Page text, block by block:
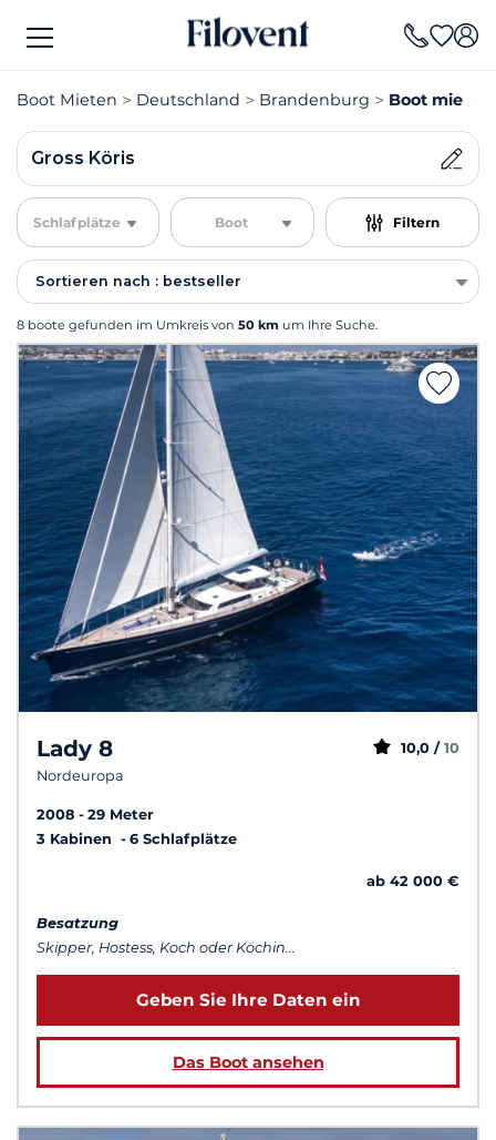
Boot Mieten Deutschland Brandenburg Boot mieten
Gross Köris
Schlafplätze Boot Filtern
Sortieren nach : bestseller
8 boote gefunden im Umkreis von 50 km um Ihre Suche.
Lady 8
Nordeuropa
10,0 / 10
2008
29 Meter
3 Kabinen
6 Schlafplätze
ab 42 000 €
Besatzung
Skipper, Hostess, Koch oder Köchin...
Geben Sie Ihre Daten ein
Das Boot ansehen